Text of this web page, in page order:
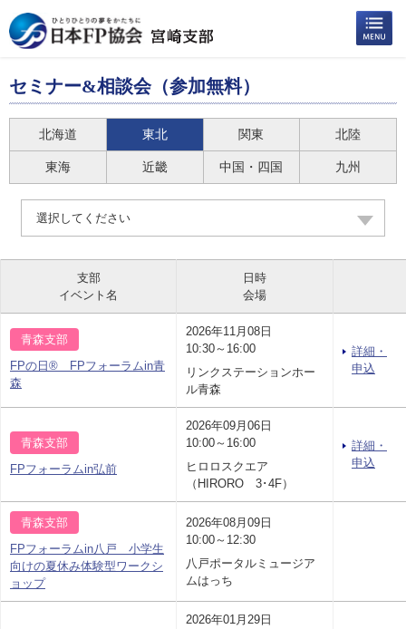
セミナー&相談会（参加無料）
北海道 東北 関東 北陸
東海 近畿 中国・四国 九州
選択してください
支部
イベント名
日時
会場
青森支部
FPの日® FPフォーラムin青
森
2026年11月08日
10:30～16:00
リンクステーションホー
ル青森
詳細・
申込
青森支部
FPフォーラムin弘前
2026年09月06日
10:00～16:00
ヒロロスクエア
（HIRORO 3･4F）
詳細・
申込
青森支部
FPフォーラムin八戸 小学生
向けの夏休み体験型ワークシ
ョップ
2026年08月09日
10:00～12:30
八戸ポータルミュージア
ムはっち
2026年01月29日